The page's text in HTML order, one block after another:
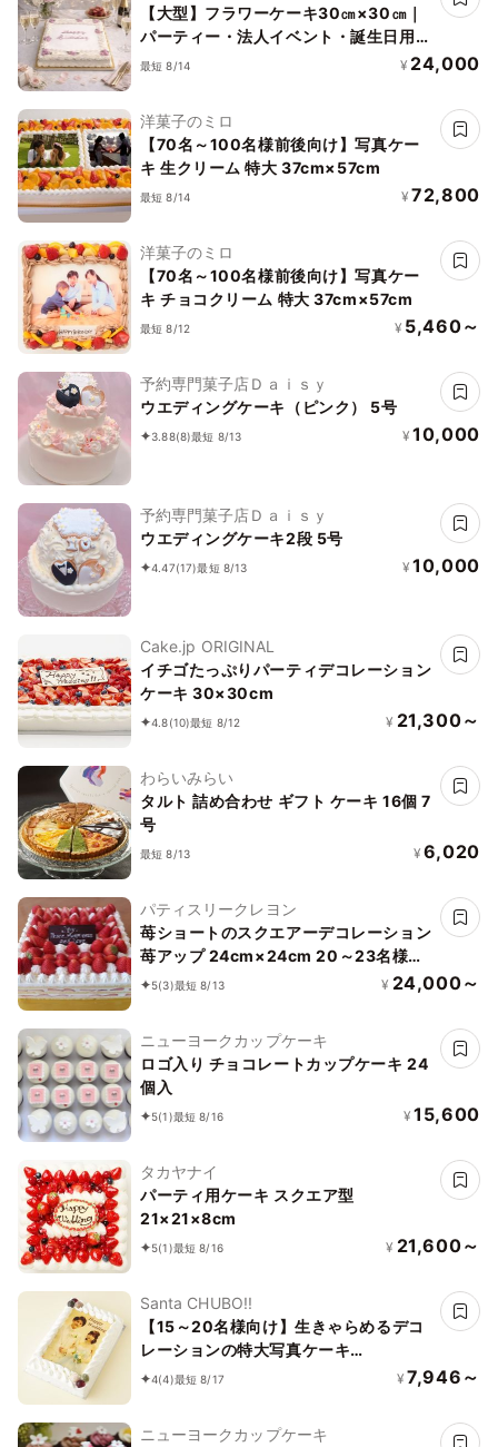
【大型】フラワーケーキ30㎝×30㎝｜
パーティー・法人イベント・誕生日用｜
華やか主役ケーキ
最短 8/14 ¥ 24,000
洋菓子のミロ
【70名～100名様前後向け】写真ケー
キ 生クリーム 特大 37cm×57cm
最短 8/14 ¥ 72,800
洋菓子のミロ
【70名～100名様前後向け】写真ケー
キ チョコクリーム 特大 37cm×57cm
最短 8/12 ¥ 5,460～
予約専門菓子店Ｄａｉｓｙ
ウエディングケーキ（ピンク） 5号
3.88(8)最短 8/13 ¥ 10,000
予約専門菓子店Ｄａｉｓｙ
ウエディングケーキ2段 5号
4.47(17)最短 8/13 ¥ 10,000
Cake.jp ORIGINAL
イチゴたっぷりパーティデコレーション
ケーキ 30×30cm
4.8(10)最短 8/12 ¥ 21,300～
わらいみらい
タルト 詰め合わせ ギフト ケーキ 16個 7
号
最短 8/13 ¥ 6,020
パティスリークレヨン
苺ショートのスクエアーデコレーション
苺アップ 24cm×24cm 20～23名様向
け5(3)最短 8/13 ¥ 24,000～
ニューヨークカップケーキ
ロゴ入り チョコレートカップケーキ 24
個入
5(1)最短 8/16 ¥ 15,600
タカヤナイ
パーティ用ケーキ スクエア型
21×21×8cm
5(1)最短 8/16 ¥ 21,600～
Santa CHUBO!!
【15～20名様向け】生きゃらめるデコ
レーションの特大写真ケーキ
28cm×18cm
4(4)最短 8/17 ¥ 7,946～
ニューヨークカップケーキ